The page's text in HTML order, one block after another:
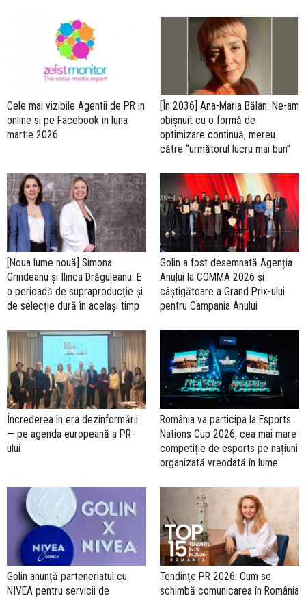
Cele mai vizibile Agentii de PR in
online si pe Facebook in luna
martie 2026
[În 2036] Ana-Maria Bălan: Ne-am
obișnuit cu o formă de
optimizare continuă, mereu
către “următorul lucru mai bun”
[Noua lume nouă] Simona
Grindeanu și Ilinca Drăguleanu: E
o perioadă de supraproducție și
de selecție dură în același timp
Golin a fost desemnată Agenția
Anului la COMMA 2026 și
câștigătoare a Grand Prix-ului
pentru Campania Anului
Încrederea în era dezinformării
— pe agenda europeană a PR-
ului
România va participa la Esports
Nations Cup 2026, cea mai mare
competiție de esports pe națiuni
organizată vreodată în lume
Golin anunță parteneriatul cu
NIVEA pentru servicii de
Tendințe PR 2026: Cum se
schimbă comunicarea în România